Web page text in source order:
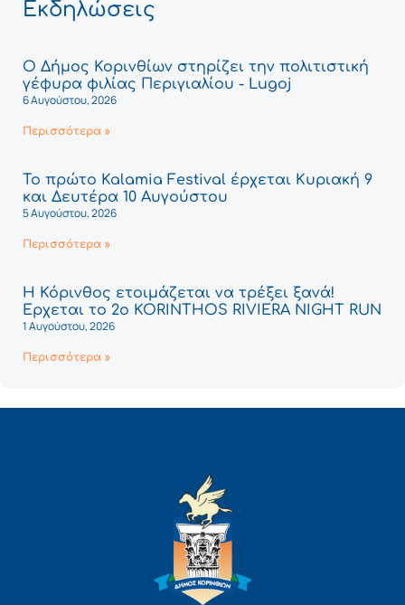
Εκδηλώσεις
Ο Δήμος Κορινθίων στηρίζει την πολιτιστική
γέφυρα φιλίας Περιγιαλίου - Lugoj
6 Αυγούστου, 2026
Περισσότερα »
Το πρώτο Kalamia Festival έρχεται Κυριακή 9
και Δευτέρα 10 Αυγούστου
5 Αυγούστου, 2026
Περισσότερα »
Η Κόρινθος ετοιμάζεται να τρέξει ξανά!
Έρχεται το 2ο KORINTHOS RIVIERA NIGHT RUN
1 Αυγούστου, 2026
Περισσότερα »